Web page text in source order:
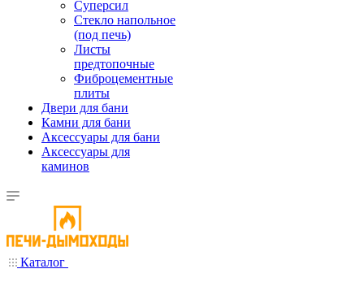
Суперсил
Стекло напольное
(под печь)
Листы
предтопочные
Фиброцементные
плиты
Двери для бани
Камни для бани
Аксессуары для бани
Аксессуары для
каминов
Каталог